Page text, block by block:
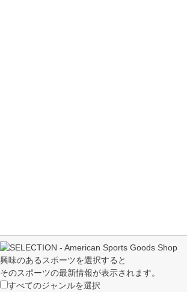
興味のあるスポーツを選択すると
そのスポーツの最新情報が表示されます。
すべてのジャンルを選択